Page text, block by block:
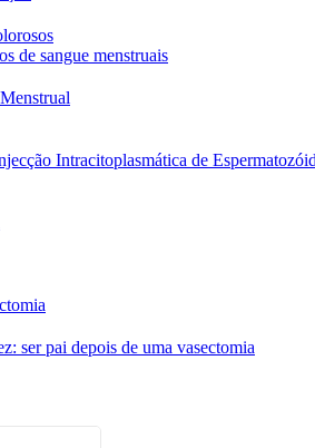
Intracitoplasmática de
ser pai depois de uma vasectomia